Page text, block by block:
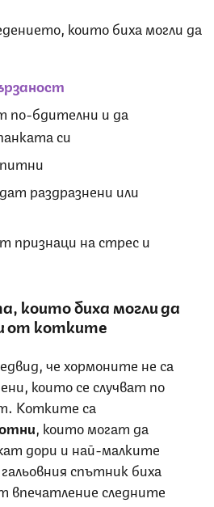
които биха могли да
по-бдителни и да
си
раздразнени или
признаци на стрес и
които биха могли да
от котките
че хормоните не са
които се случват по
Котките са
, които могат да
дори и най-малките
спътник биха
впечатление следните